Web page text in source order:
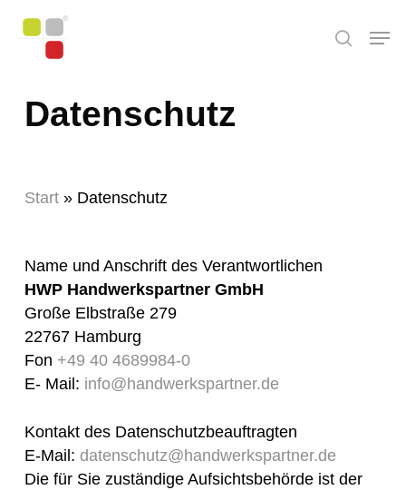
search
Datenschutz
Start» Datenschutz
Name und Anschrift des Verantwortlichen
HWP Handwerkspartner GmbH
Große Elbstraße 279
22767 Hamburg
Fon +49 40 4689984-0
E- Mail: info@handwerkspartner.de
Kontakt des Datenschutzbeauftragten
E-Mail: datenschutz@handwerkspartner.de
Die für Sie zuständige Aufsichtsbehörde ist der